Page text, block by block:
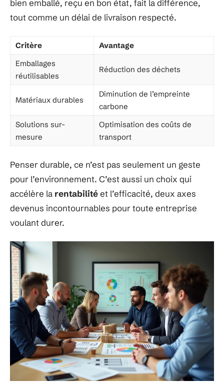
bien emballé, reçu en bon état, fait la différence,
tout comme un délai de livraison respecté.
Critère
Avantage
Emballages
réutilisables
Réduction des déchets
Matériaux durables
Diminution de l’empreinte
carbone
Solutions sur-
mesure
Optimisation des coûts de
transport
Penser durable, ce n’est pas seulement un geste
pour l’environnement. C’est aussi un choix qui
accélère la rentabilitéet l’efficacité, deux axes
devenus incontournables pour toute entreprise
voulant durer.